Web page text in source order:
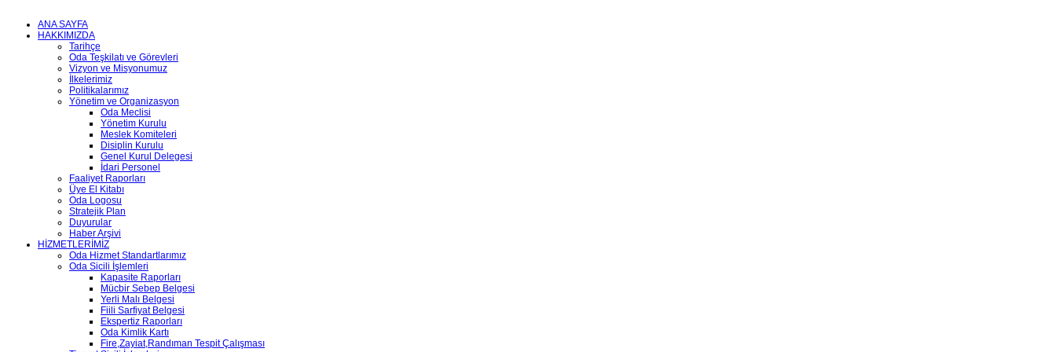
ANA SAYFA
HAKKIMIZDA
Tarihçe
Oda Teşkilatı ve Görevleri
Vizyon ve Misyonumuz
İlkelerimiz
Politikalarımız
Yönetim ve Organizasyon
Oda Meclisi
Yönetim Kurulu
Meslek Komiteleri
Disiplin Kurulu
Genel Kurul Delegesi
İdari Personel
Faaliyet Raporları
Üye El Kitabı
Oda Logosu
Stratejik Plan
Duyurular
Haber Arşivi
HİZMETLERİMİZ
Oda Hizmet Standartlarımız
Oda Sicili İşlemleri
Kapasite Raporları
Mücbir Sebep Belgesi
Yerli Malı Belgesi
Fiili Sarfiyat Belgesi
Ekspertiz Raporları
Oda Kimlik Kartı
Fire,Zayiat,Randıman Tespit Çalışması